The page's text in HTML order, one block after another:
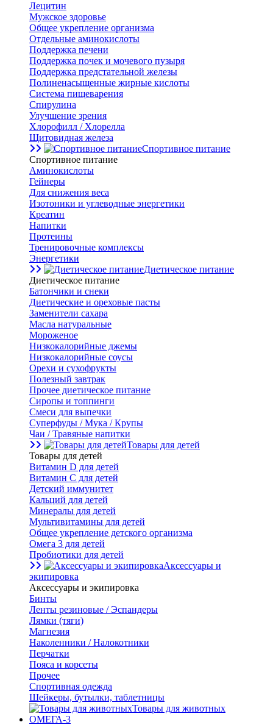
Лецитин
Мужское здоровье
Общее укрепление организма
Отдельные аминокислоты
Поддержка печени
Поддержка почек и мочевого пузыря
Поддержка предстательной железы
Полиненасыщенные жирные кислоты
Система пищеварения
Спирулина
Улучшение зрения
Хлорофилл / Хлорелла
Щитовидная железа
Спортивное питание
Спортивное питание
Аминокислоты
Гейнеры
Для снижения веса
Изотоники и углеводные энергетики
Креатин
Напитки
Протеины
Тренировочные комплексы
Энергетики
Диетическое питание
Диетическое питание
Батончики и снеки
Диетические и ореховые пасты
Заменители сахара
Масла натуральные
Мороженое
Низкокалорийные джемы
Низкокалорийные соусы
Орехи и сухофрукты
Полезный завтрак
Прочее диетическое питание
Сиропы и топпинги
Смеси для выпечки
Суперфуды / Мука / Крупы
Чаи / Травяные напитки
Товары для детей
Товары для детей
Витамин D для детей
Витамин С для детей
Детский иммунитет
Кальций для детей
Минералы для детей
Мультивитамины для детей
Общее укрепление детского организма
Омега 3 для детей
Пробиотики для детей
Аксессуары и
экипировка
Аксессуары и экипировка
Бинты
Ленты резиновые / Эспандеры
Лямки (тяги)
Магнезия
Наколенники / Налокотники
Перчатки
Пояса и корсеты
Прочее
Спортивная одежда
Шейкеры, бутылки, таблетницы
Товары для животных
ОМЕГА-3